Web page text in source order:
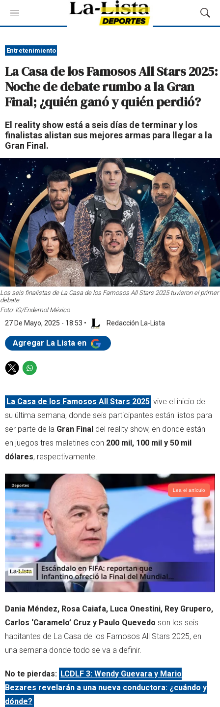
M
e
ú
M
o
a
r
u
e
a
Entretenimiento
La Casa de los Famosos All Stars 2025:
Noche de debate rumbo a la Gran
Final; ¿quién ganó y quién perdió?
El reality show está a seis días de terminar y los
finalistas alistan sus mejores armas para llegar a la
Gran Final.
Los seis finalistas de La Casa de los Famosos All Stars 2025 tuvieron el primer
debate.
Foto: IG/Endemol México
27 De Mayo, 2025 - 18:53 • Redacción La-Lista
Agregar La Lista en
T
i
t
t
r
W
a
t
s
a
p
p
La Casa de los Famosos All Stars 2025 vive el inicio de
su última semana, donde seis participantes están listos para
ser parte de la Gran Final del reality show, en donde están
en juegos tres maletines con 200 mil, 100 mil y 50 mil
dólares, respectivamente.
Lea el artículo
Dania Méndez, Rosa Caiafa, Luca Onestini, Rey Grupero,
Carlos ‘Caramelo’ Cruz y Paulo Quevedo son los seis
habitantes de La Casa de los Famosos All Stars 2025, en
una semana donde todo se va a definir.
No te pierdas: LCDLF 3: Wendy Guevara y Mario
Bezares revelarán a una nueva conductora: ¿cuándo y
dónde?